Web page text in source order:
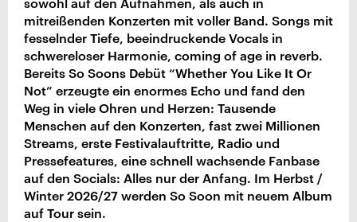
mitreißenden Konzerten mit voller Band. Songs mit
fesselnder Tiefe, beeindruckende Vocals in
schwereloser Harmonie, coming of age in reverb.
Bereits So Soons Debüt “Whether You Like It Or
Not” erzeugte ein enormes Echo und fand den
Weg in viele Ohren und Herzen: Tausende
Menschen auf den Konzerten, fast zwei Millionen
Streams, erste Festivalauftritte, Radio und
Pressefeatures, eine schnell wachsende Fanbase
auf den Socials: Alles nur der Anfang. Im Herbst /
Winter 2026/27 werden So Soon mit neuem Album
auf Tour sein.